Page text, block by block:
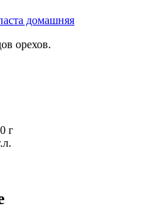
домашняя
орехов.
г